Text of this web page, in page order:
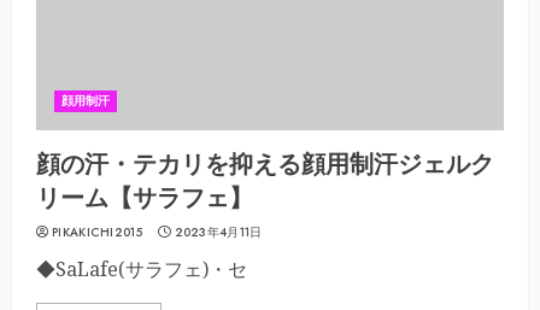
顔用制汗
顔の汗・テカリを抑える顔用制汗ジェルク
リーム【サラフェ】
PIKAKICHI2015 2023年4月11日
◆SaLafe(サラフェ)・セ